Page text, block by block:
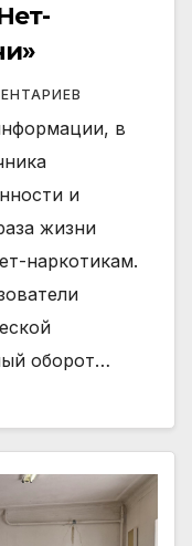
в
и
жизни
наркотикам.
оборот…